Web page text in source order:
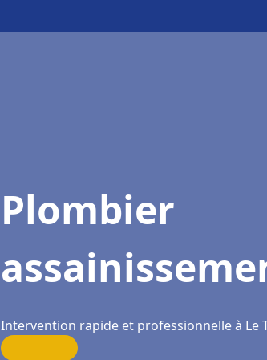
Plombier
Intervention rapide et professionnelle à Le